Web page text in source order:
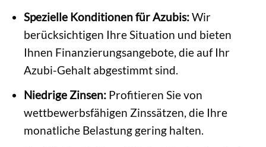
Spezielle Konditionen für Azubis:Wir
berücksichtigen Ihre Situation und bieten
Ihnen Finanzierungsangebote, die auf Ihr
Azubi-Gehalt abgestimmt sind.
Niedrige Zinsen:Profitieren Sie von
wettbewerbsfähigen Zinssätzen, die Ihre
monatliche Belastung gering halten.